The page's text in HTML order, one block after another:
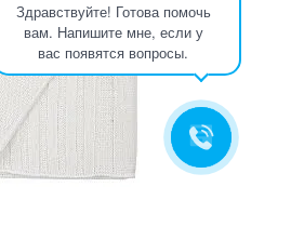
Здравствуйте! Готова помочь
вам. Напишите мне, если у
вас появятся вопросы.